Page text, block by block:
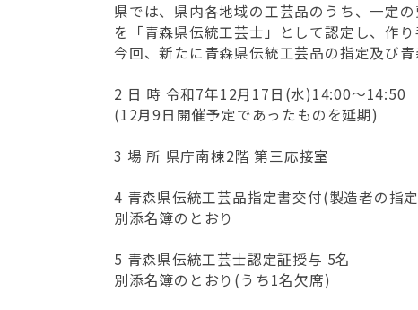
県では、県内各地域の工芸品のうち、一定
を「青森県伝統工芸士」として認定し、作
今回、新たに青森県伝統工芸品の指定及び
2 日 時 令和7年12月17日(水)14:00～14:50
(12月9日開催予定であったものを延期)
3 場 所 県庁南棟2階 第三応接室
4 青森県伝統工芸品指定書交付(製造者の指
別添名簿のとおり
5 青森県伝統工芸士認定証授与 5名
別添名簿のとおり(うち1名欠席)